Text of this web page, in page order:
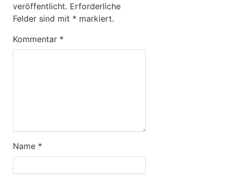
veröffentlicht. Erforderliche
Felder sind mit * markiert.
Kommentar *
Name *